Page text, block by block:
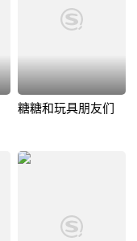
糖糖和玩具朋友们